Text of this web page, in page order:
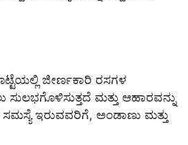
ಜೀರ್ಣಕಾರಿ ರಸಗಳ
ಸುಲಭಗೊಳಿಸುತ್ತದೆ ಮತ್ತು ಆಹಾರವನ್ನು
ಇರುವವರಿಗೆ, ಅಂಡಾಣು ಮತ್ತು